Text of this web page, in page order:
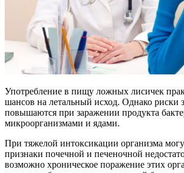
Употребление в пищу ложных лисичек
шансов на летальный исход. Однако риски
повышаются при заражении продукта
микроорганизмами и ядами.
При тяжелой интоксикации организма
признаки почечной и печеночной
возможно хроническое поражение этих